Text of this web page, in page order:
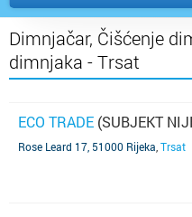
Dimnjačar, Čišćenje
dimnjaka - Trsat
ECO TRADE (SUBJEKT
Rose Leard 17, 51000 Rijeka Trsat